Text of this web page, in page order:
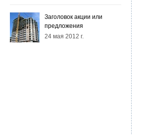
Заголовок акции или
предложения
24 мая 2012 г.